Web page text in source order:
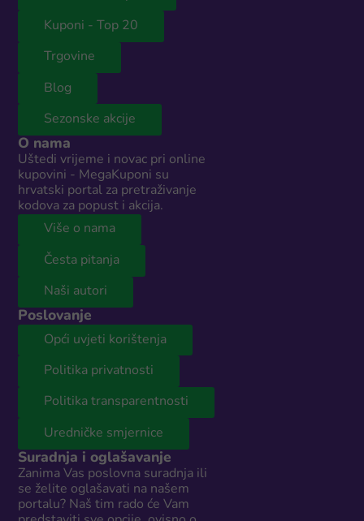
Kuponi - Top 20
Trgovine
Blog
Sezonske akcije
O nama
Uštedi vrijeme i novac pri online
kupovini - MegaKuponi su
hrvatski portal za pretraživanje
kodova za popust i akcija.
Više o nama
Česta pitanja
Naši autori
Poslovanje
Opći uvjeti korištenja
Politika privatnosti
Politika transparentnosti
Uredničke smjernice
Suradnja i oglašavanje
Zanima Vas poslovna suradnja ili
se želite oglašavati na našem
portalu? Naš tim rado će Vam